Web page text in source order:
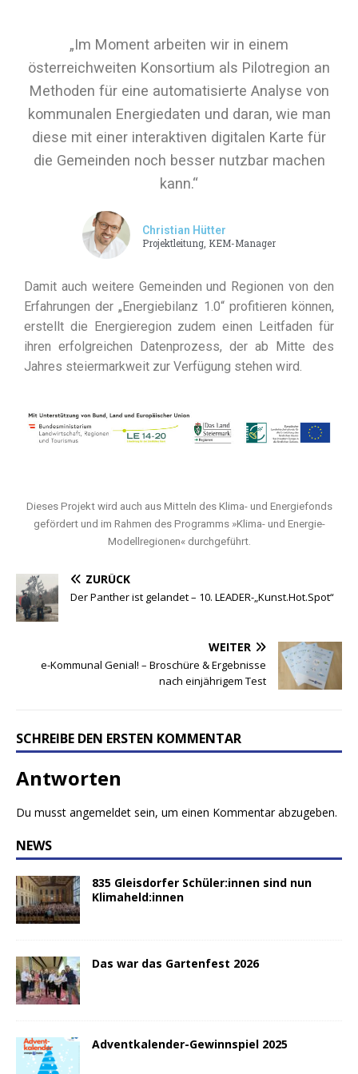
„Im Moment arbeiten wir in einem
österreichweiten Konsortium als Pilotregion an
Methoden für eine automatisierte Analyse von
kommunalen Energiedaten und daran, wie man
diese mit einer interaktiven digitalen Karte für
die Gemeinden noch besser nutzbar machen
kann.“
Christian Hütter
Projektleitung, KEM-Manager
Damit auch weitere Gemeinden und Regionen von den
Erfahrungen der „Energiebilanz 1.0“ profitieren können,
erstellt die Energieregion zudem einen Leitfaden für
ihren erfolgreichen Datenprozess, der ab Mitte des
Jahres steiermarkweit zur Verfügung stehen wird.
Dieses Projekt wird auch aus Mitteln des Klima- und Energiefonds
gefördert und im Rahmen des Programms »Klima- und Energie-
Modellregionen« durchgeführt.
ZURÜCK
Der Panther ist gelandet – 10. LEADER-„Kunst.Hot.Spot“
WEITER
e-Kommunal Genial! – Broschüre & Ergebnisse
nach einjährigem Test
SCHREIBE DEN ERSTEN KOMMENTAR
Antworten
Du musst angemeldet sein, um einen Kommentar abzugeben.
NEWS
835 Gleisdorfer Schüler:innen sind nun
Klimaheld:innen
Das war das Gartenfest 2026
Adventkalender-Gewinnspiel 2025